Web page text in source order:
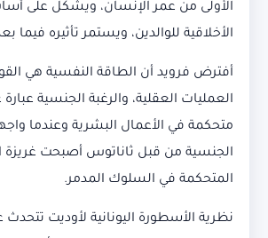
الأولى من عمر الإنسان، ويشكل على
الأخلاقية للوالدين، ويستمر تأثيره فيما
أفترض فرويد أن الطاقة النفسية هي
العمليات العقلية، والرغبة الجنسية
متحكمة في الأعمال البشرية وعندما
الجنسية من قبل ثاناتوس أصبحت
المتحكمة في السلوك المدمر.
نظرية الأسطورة اليونانية لأوديت